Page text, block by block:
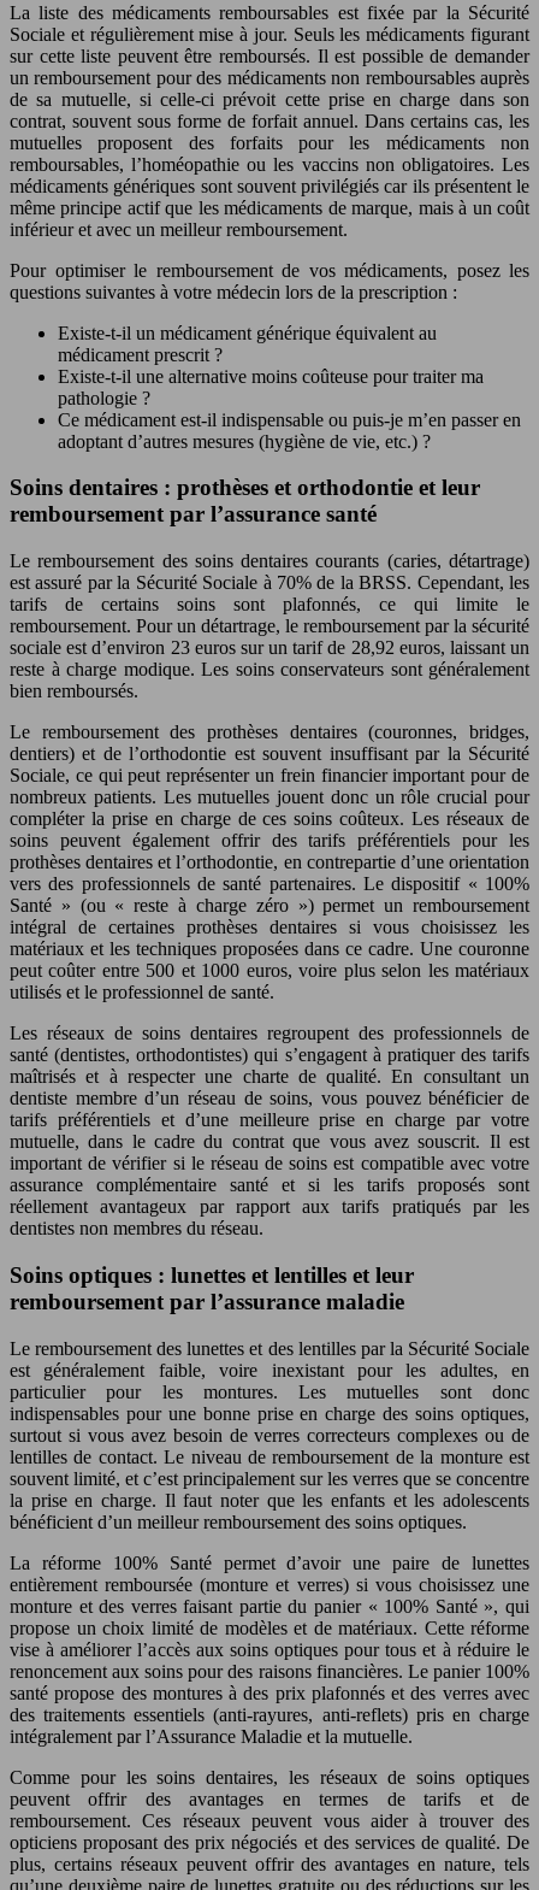
La liste des médicaments remboursables est fixée par la Sécurité
Sociale et régulièrement mise à jour. Seuls les médicaments figurant
sur cette liste peuvent être remboursés. Il est possible de demander
un remboursement pour des médicaments non remboursables auprès
de sa mutuelle, si celle-ci prévoit cette prise en charge dans son
contrat, souvent sous forme de forfait annuel. Dans certains cas, les
mutuelles proposent des forfaits pour les médicaments non
remboursables, l’homéopathie ou les vaccins non obligatoires. Les
médicaments génériques sont souvent privilégiés car ils présentent le
même principe actif que les médicaments de marque, mais à un coût
inférieur et avec un meilleur remboursement.
Pour optimiser le remboursement de vos médicaments, posez les
questions suivantes à votre médecin lors de la prescription :
Existe-t-il un médicament générique équivalent au
médicament prescrit ?
Existe-t-il une alternative moins coûteuse pour traiter ma
pathologie ?
Ce médicament est-il indispensable ou puis-je m’en passer en
adoptant d’autres mesures (hygiène de vie, etc.) ?
Soins dentaires : prothèses et orthodontie et leur
remboursement par l’assurance santé
Le remboursement des soins dentaires courants (caries, détartrage)
est assuré par la Sécurité Sociale à 70% de la BRSS. Cependant, les
tarifs de certains soins sont plafonnés, ce qui limite le
remboursement. Pour un détartrage, le remboursement par la sécurité
sociale est d’environ 23 euros sur un tarif de 28,92 euros, laissant un
reste à charge modique. Les soins conservateurs sont généralement
bien remboursés.
Le remboursement des prothèses dentaires (couronnes, bridges,
dentiers) et de l’orthodontie est souvent insuffisant par la Sécurité
Sociale, ce qui peut représenter un frein financier important pour de
nombreux patients. Les mutuelles jouent donc un rôle crucial pour
compléter la prise en charge de ces soins coûteux. Les réseaux de
soins peuvent également offrir des tarifs préférentiels pour les
prothèses dentaires et l’orthodontie, en contrepartie d’une orientation
vers des professionnels de santé partenaires. Le dispositif « 100%
Santé » (ou « reste à charge zéro ») permet un remboursement
intégral de certaines prothèses dentaires si vous choisissez les
matériaux et les techniques proposées dans ce cadre. Une couronne
peut coûter entre 500 et 1000 euros, voire plus selon les matériaux
utilisés et le professionnel de santé.
Les réseaux de soins dentaires regroupent des professionnels de
santé (dentistes, orthodontistes) qui s’engagent à pratiquer des tarifs
maîtrisés et à respecter une charte de qualité. En consultant un
dentiste membre d’un réseau de soins, vous pouvez bénéficier de
tarifs préférentiels et d’une meilleure prise en charge par votre
mutuelle, dans le cadre du contrat que vous avez souscrit. Il est
important de vérifier si le réseau de soins est compatible avec votre
assurance complémentaire santé et si les tarifs proposés sont
réellement avantageux par rapport aux tarifs pratiqués par les
dentistes non membres du réseau.
Soins optiques : lunettes et lentilles et leur
remboursement par l’assurance maladie
Le remboursement des lunettes et des lentilles par la Sécurité Sociale
est généralement faible, voire inexistant pour les adultes, en
particulier pour les montures. Les mutuelles sont donc
indispensables pour une bonne prise en charge des soins optiques,
surtout si vous avez besoin de verres correcteurs complexes ou de
lentilles de contact. Le niveau de remboursement de la monture est
souvent limité, et c’est principalement sur les verres que se concentre
la prise en charge. Il faut noter que les enfants et les adolescents
bénéficient d’un meilleur remboursement des soins optiques.
La réforme 100% Santé permet d’avoir une paire de lunettes
entièrement remboursée (monture et verres) si vous choisissez une
monture et des verres faisant partie du panier « 100% Santé », qui
propose un choix limité de modèles et de matériaux. Cette réforme
vise à améliorer l’accès aux soins optiques pour tous et à réduire le
renoncement aux soins pour des raisons financières. Le panier 100%
santé propose des montures à des prix plafonnés et des verres avec
des traitements essentiels (anti-rayures, anti-reflets) pris en charge
intégralement par l’Assurance Maladie et la mutuelle.
Comme pour les soins dentaires, les réseaux de soins optiques
peuvent offrir des avantages en termes de tarifs et de
remboursement. Ces réseaux peuvent vous aider à trouver des
opticiens proposant des prix négociés et des services de qualité. De
plus, certains réseaux peuvent offrir des avantages en nature, tels
qu’une deuxième paire de lunettes gratuite ou des réductions sur les